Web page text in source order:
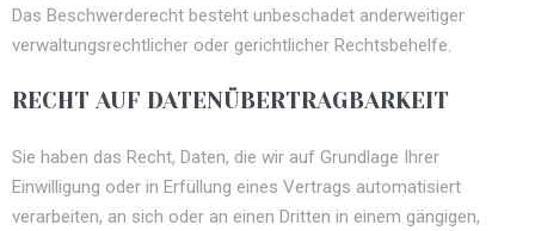
Das Beschwerderecht besteht unbeschadet anderweitiger
verwaltungsrechtlicher oder gerichtlicher Rechtsbehelfe.
RECHT AUF DATENÜBERTRAGBARKEIT
Sie haben das Recht, Daten, die wir auf Grundlage Ihrer
Einwilligung oder in Erfüllung eines Vertrags automatisiert
verarbeiten, an sich oder an einen Dritten in einem gängigen,